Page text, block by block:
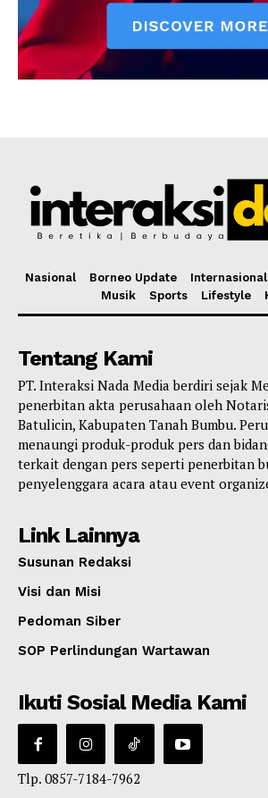
Nasional Borneo Update Internasional
Musik
Sports Lifestyle
Tentang Kami
PT. Interaksi Nada Media berdiri sejak
penerbitan akta perusahaan oleh
Batulicin, Kabupaten Tanah Bumbu.
menaungi produk-produk pers dan
terkait dengan pers seperti penerbitan
penyelenggara acara atau event
Link Lainnya
Susunan Redaksi
Visi dan Misi
Pedoman Siber
SOP Perlindungan Wartawan
Ikuti Sosial Media Kami
Tlp. 0857-7184-7962